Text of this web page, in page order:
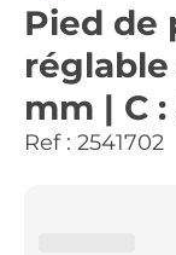
Pied de
réglable
mm | C
Ref : 2541702